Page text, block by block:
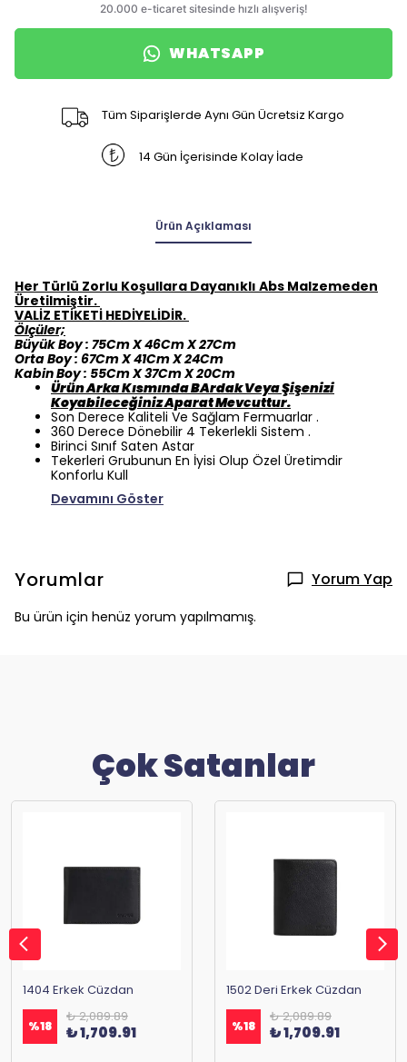
WHATSAPP
Tüm Siparişlerde Aynı Gün Ücretsiz Kargo
14 Gün İçerisinde Kolay İade
Ürün Açıklaması
Her Türlü Zorlu Koşullara Dayanıklı Abs Malzemeden
Üretilmiştir.
VALİZ ETİKETİ HEDİYELİDİR.
Ölçüler;
Büyük Boy : 75Cm X 46Cm X 27Cm
Orta Boy : 67Cm X 41Cm X 24Cm
Kabin Boy : 55Cm X 37Cm X 20Cm
Ürün Arka Kısmında BArdak Veya Şişenizi
Koyabileceğiniz Aparat Mevcuttur.
Son Derece Kaliteli Ve Sağlam Fermuarlar .
360 Derece Dönebilir 4 Tekerlekli Sistem .
Birinci Sınıf Saten Astar
Tekerleri Grubunun En İyisi Olup Özel Üretimdir
Konforlu Kull
Devamını Göster
Yorumlar Yorum Yap
Bu ürün için henüz yorum yapılmamış.
Çok Satanlar
1404 Erkek Cüzdan
%18
₺ 2,089.89
₺ 1,709.91
1502 Deri Erkek Cüzdan
%18
₺ 2,089.89
₺ 1,709.91